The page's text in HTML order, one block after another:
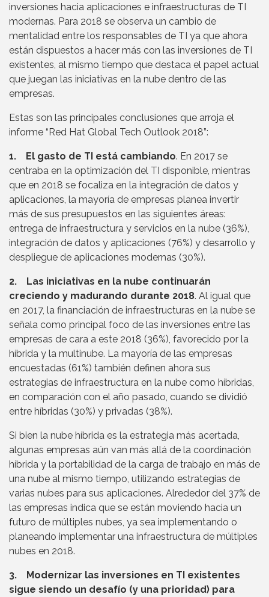
inversiones hacia aplicaciones e infraestructuras de TI
modernas. Para 2018 se observa un cambio de
mentalidad entre los responsables de TI ya que ahora
están dispuestos a hacer más con las inversiones de TI
existentes, al mismo tiempo que destaca el papel actual
que juegan las iniciativas en la nube dentro de las
empresas.
Estas son las principales conclusiones que arroja el
informe “Red Hat Global Tech Outlook 2018”:
1. El gasto de TI está cambiando. En 2017 se
centraba en la optimización del TI disponible, mientras
que en 2018 se focaliza en la integración de datos y
aplicaciones, la mayoría de empresas planea invertir
más de sus presupuestos en las siguientes áreas:
entrega de infraestructura y servicios en la nube (36%),
integración de datos y aplicaciones (76%) y desarrollo y
despliegue de aplicaciones modernas (30%).
2. Las iniciativas en la nube continuarán
creciendo y madurando durante 2018. Al igual que
en 2017, la financiación de infraestructuras en la nube se
señala como principal foco de las inversiones entre las
empresas de cara a este 2018 (36%), favorecido por la
híbrida y la multinube. La mayoría de las empresas
encuestadas (61%) también definen ahora sus
estrategias de infraestructura en la nube como híbridas,
en comparación con el año pasado, cuando se dividió
entre híbridas (30%) y privadas (38%).
Si bien la nube híbrida es la estrategia más acertada,
algunas empresas aún van más allá de la coordinación
híbrida y la portabilidad de la carga de trabajo en más de
una nube al mismo tiempo, utilizando estrategias de
varias nubes para sus aplicaciones. Alrededor del 37% de
las empresas indica que se están moviendo hacia un
futuro de múltiples nubes, ya sea implementando o
planeando implementar una infraestructura de múltiples
nubes en 2018.
3. Modernizar las inversiones en TI existentes
sigue siendo un desafío (y una prioridad) para